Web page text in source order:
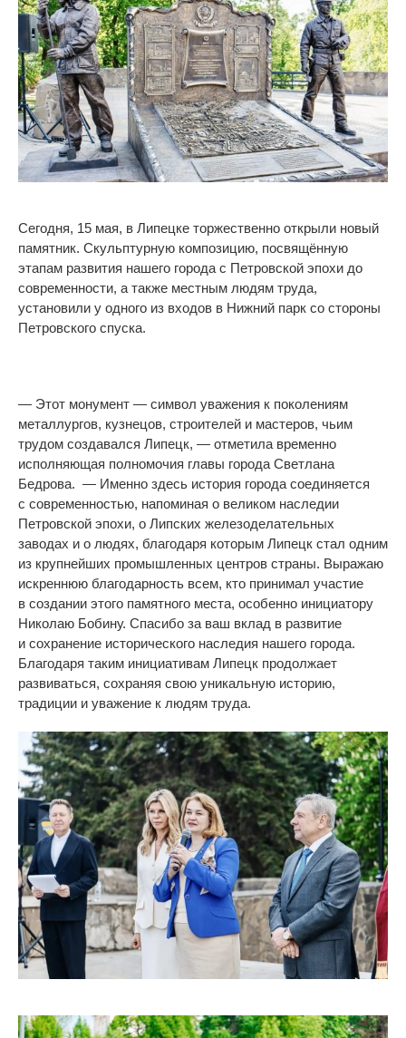
Сегодня, 15 мая, в Липецке торжественно открыли новый
памятник. Скульптурную композицию, посвящённую
этапам развития нашего города с Петровской эпохи до
современности, а также местным людям труда,
установили у одного из входов в Нижний парк со стороны
Петровского спуска.
— Этот монумент — символ уважения к поколениям
металлургов, кузнецов, строителей и мастеров, чьим
трудом создавался Липецк, — отметила временно
исполняющая полномочия главы города Светлана
Бедрова. — Именно здесь история города соединяется
с современностью, напоминая о великом наследии
Петровской эпохи, о Липских железоделательных
заводах и о людях, благодаря которым Липецк стал одним
из крупнейших промышленных центров страны. Выражаю
искреннюю благодарность всем, кто принимал участие
в создании этого памятного места, особенно инициатору
Николаю Бобину. Спасибо за ваш вклад в развитие
и сохранение исторического наследия нашего города.
Благодаря таким инициативам Липецк продолжает
развиваться, сохраняя свою уникальную историю,
традиции и уважение к людям труда.